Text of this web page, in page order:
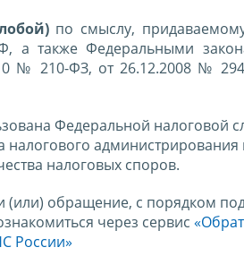
по смыслу,
а также Федеральными
№ 210-ФЗ, от 26.12.2008 №
Федеральной налоговой
налогового администрирования
налоговых споров.
(или) обращение, с порядком
через сервис
России»